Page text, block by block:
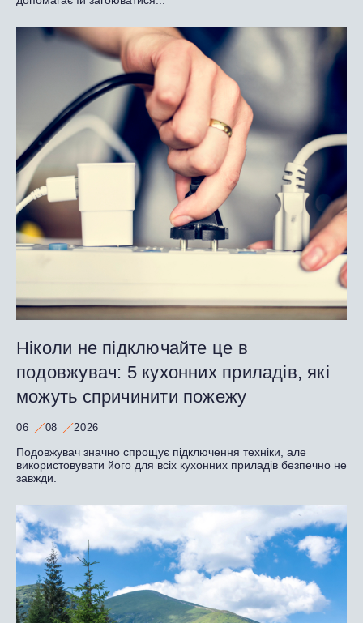
Ніколи не підключайте це в
подовжувач: 5 кухонних приладів, які
можуть спричинити пожежу
06 08 2026
Подовжувач значно спрощує підключення техніки, але
використовувати його для всіх кухонних приладів безпечно не
завжди.